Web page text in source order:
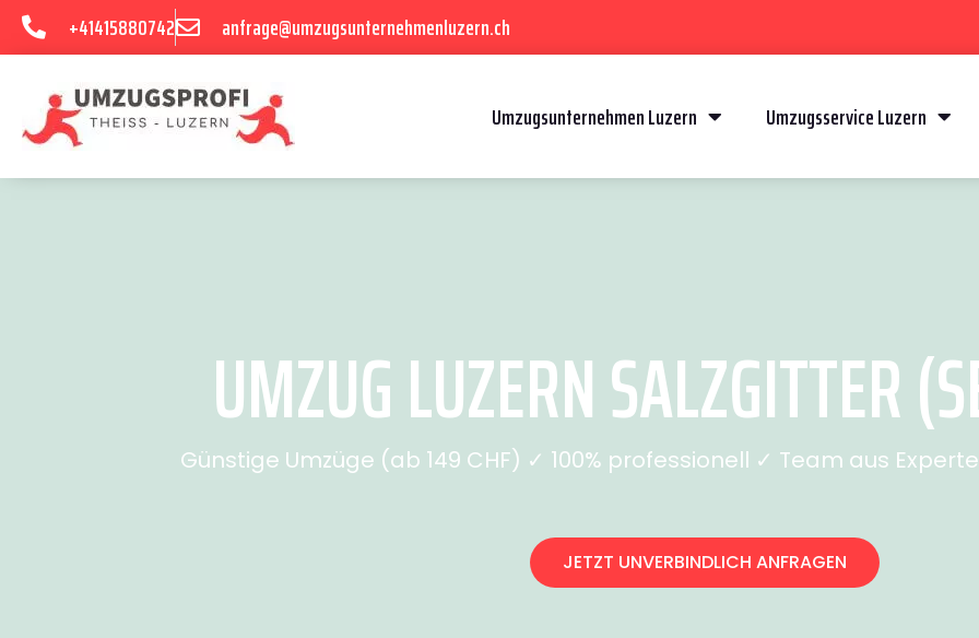
+41415880742 anfrage@umzugsunternehmenluzern.ch
Umzugsunternehmen Luzern Umzugsservice Luzern
UMZUG LUZERN SALZGITTER
Günstige Umzüge (ab 149 CHF) ✓ 100% professionell ✓ Team aus
JETZT UNVERBINDLICH ANFRAGEN